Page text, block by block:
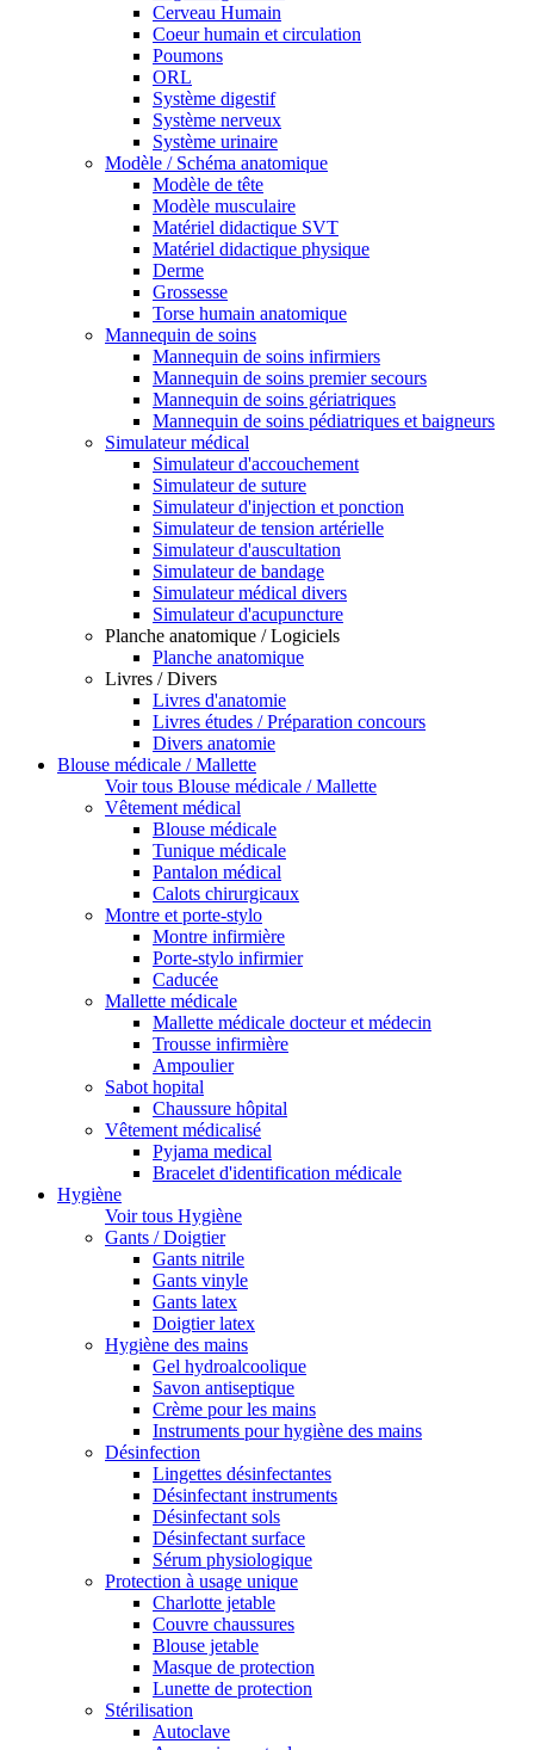
Cerveau Humain
Coeur humain et circulation
Poumons
ORL
Système digestif
Système nerveux
Système urinaire
Modèle / Schéma anatomique
Modèle de tête
Modèle musculaire
Matériel didactique SVT
Matériel didactique physique
Derme
Grossesse
Torse humain anatomique
Mannequin de soins
Mannequin de soins infirmiers
Mannequin de soins premier secours
Mannequin de soins gériatriques
Mannequin de soins pédiatriques et baigneurs
Simulateur médical
Simulateur d'accouchement
Simulateur de suture
Simulateur d'injection et ponction
Simulateur de tension artérielle
Simulateur d'auscultation
Simulateur de bandage
Simulateur médical divers
Simulateur d'acupuncture
Planche anatomique / Logiciels
Planche anatomique
Livres / Divers
Livres d'anatomie
Livres études / Préparation concours
Divers anatomie
Blouse médicale / Mallette
Voir tous Blouse médicale / Mallette
Vêtement médical
Blouse médicale
Tunique médicale
Pantalon médical
Calots chirurgicaux
Montre et porte-stylo
Montre infirmière
Porte-stylo infirmier
Caducée
Mallette médicale
Mallette médicale docteur et médecin
Trousse infirmière
Ampoulier
Sabot hopital
Chaussure hôpital
Vêtement médicalisé
Pyjama medical
Bracelet d'identification médicale
Hygiène
Voir tous Hygiène
Gants / Doigtier
Gants nitrile
Gants vinyle
Gants latex
Doigtier latex
Hygiène des mains
Gel hydroalcoolique
Savon antiseptique
Crème pour les mains
Instruments pour hygiène des mains
Désinfection
Lingettes désinfectantes
Désinfectant instruments
Désinfectant sols
Désinfectant surface
Sérum physiologique
Protection à usage unique
Charlotte jetable
Couvre chaussures
Blouse jetable
Masque de protection
Lunette de protection
Stérilisation
Autoclave